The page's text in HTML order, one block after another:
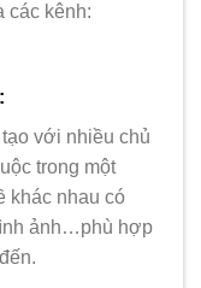
các kênh:
với nhiều chủ
trong một
khác nhau có
ảnh…phù hợp